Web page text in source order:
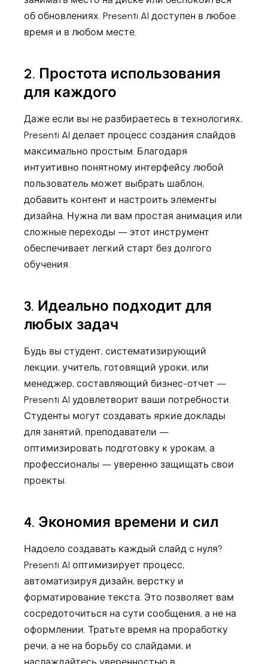
об обновлениях. Presenti AI доступен в любое
время и в любом месте.
2. Простота использования
для каждого
Даже если вы не разбираетесь в технологиях,
Presenti AI делает процесс создания слайдов
максимально простым. Благодаря
интуитивно понятному интерфейсу любой
пользователь может выбрать шаблон,
добавить контент и настроить элементы
дизайна. Нужна ли вам простая анимация или
сложные переходы — этот инструмент
обеспечивает легкий старт без долгого
обучения.
3. Идеально подходит для
любых задач
Будь вы студент, систематизирующий
лекции, учитель, готовящий уроки, или
менеджер, составляющий бизнес-отчет —
Presenti AI удовлетворит ваши потребности.
Студенты могут создавать яркие доклады
для занятий, преподаватели —
оптимизировать подготовку к урокам, а
профессионалы — уверенно защищать свои
проекты.
4. Экономия времени и сил
Надоело создавать каждый слайд с нуля?
Presenti AI оптимизирует процесс,
автоматизируя дизайн, верстку и
форматирование текста. Это позволяет вам
сосредоточиться на сути сообщения, а не на
оформлении. Тратьте время на проработку
речи, а не на борьбу со слайдами, и